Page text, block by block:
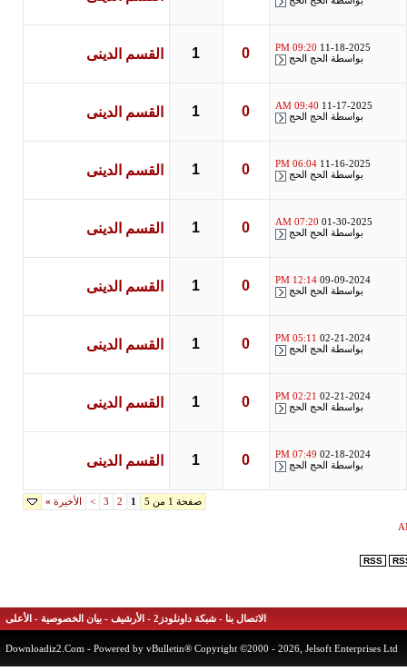
11-18-2025
09:20 PM
بواسطةالحج الحج القسم الدينى
11-17-2025
09:40 AM
بواسطةالحج الحج القسم الدينى
11-16-2025
06:04 PM
بواسطةالحج الحج القسم الدينى
01-30-2025
07:20 AM
بواسطةالحج الحج القسم الدينى
09-09-2024
12:14 PM
بواسطةالحج الحج القسم الدينى
02-21-2024
05:11 PM
بواسطةالحج الحج القسم الدينى
02-21-2024
02:21 PM
بواسطةالحج الحج القسم الدينى
02-18-2024
07:49 PM
بواسطةالحج الحج القسم الدينى
صفحة 1 من 5 1 الأخيرة»
RSS
الاتصال بنا - شبكة داونلودز2 -الأرشيف-بيان الخصوصية-الأعلى
Downloadiz2.Com- Powered by vBulletin® Copyright ©2000 - 2026, Jelsoft Enterprises